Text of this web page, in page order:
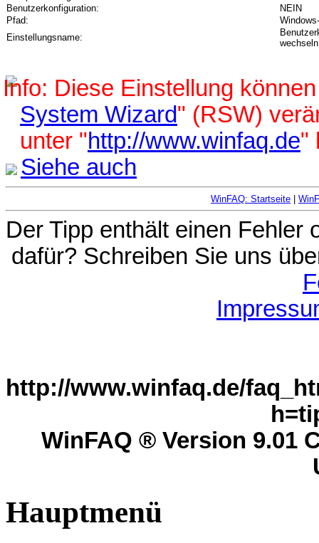
Benutzerkonfiguration:
NEIN
Pfad:
Einstellungsname:
wechseln
Diese Einstellung
System Wizard" (RSW)
unter "http://www.winfaq.de"
Siehe auch
WinFAQ: Startseite
Der Tipp enthält einen Fehler
dafür? Schreiben Sie uns
http://www.winfaq.de/
WinFAQ ® Version 9.01
Hauptmenü